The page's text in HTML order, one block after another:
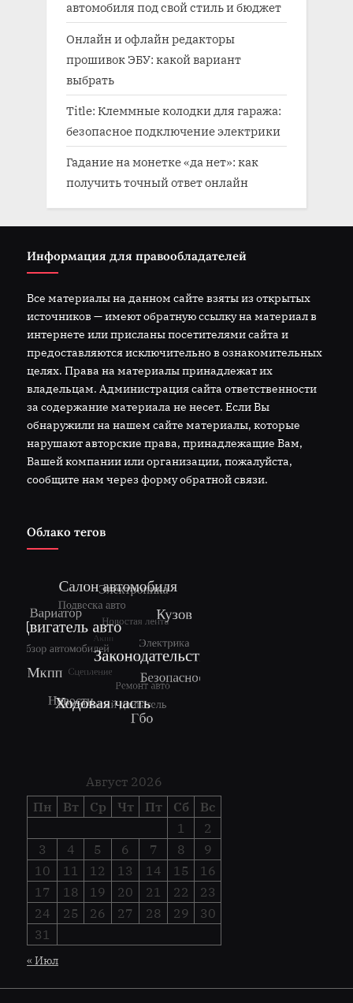
автомобиля под свой стиль и бюджет
Онлайн и офлайн редакторы
прошивок ЭБУ: какой вариант
выбрать
Title: Клеммные колодки для гаража:
безопасное подключение электрики
Гадание на монетке «да нет»: как
получить точный ответ онлайн
Информация для правообладателей
Все материалы на данном сайте взяты из открытых
источников — имеют обратную ссылку на материал в
интернете или присланы посетителями сайта и
предоставляются исключительно в ознакомительных
целях. Права на материалы принадлежат их
владельцам. Администрация сайта ответственности
за содержание материала не несет. Если Вы
обнаружили на нашем сайте материалы, которые
нарушают авторские права, принадлежащие Вам,
Вашей компании или организации, пожалуйста,
сообщите нам через форму обратной связи.
Облако тегов
Август 2026
Пн
Вт Ср Чт Пт Сб
Вс
1
2
3
4 5 6 7 8
9
10
11 12 13 14 15
16
17
18 19 20 21 22
23
24
25 26 27 28 29
30
31
« Июл